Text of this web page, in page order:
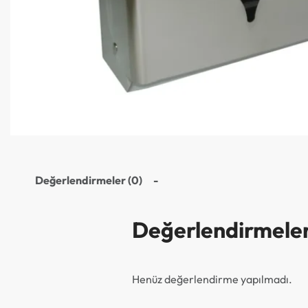
Değerlendirmeler (0)
Henüz değerlendirme yapılmadı.